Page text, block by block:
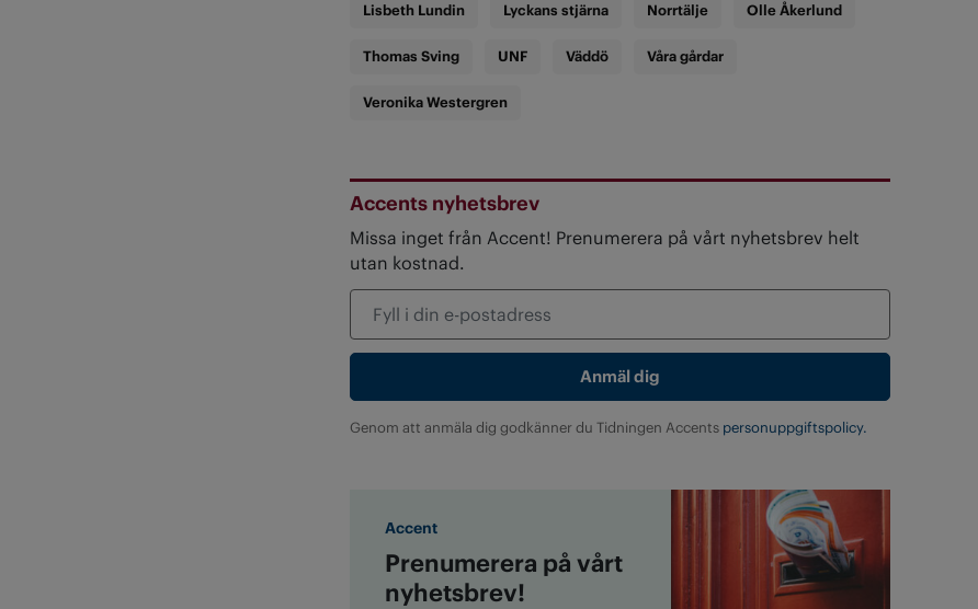
Lisbeth Lundin Lyckans stjärna Norrtälje Olle Åkerlund
Thomas Sving UNF Väddö Våra gårdar
Veronika Westergren
Accents nyhetsbrev
Missa inget från Accent! Prenumerera på vårt nyhetsbrev helt
utan kostnad.
Genom att anmäla dig godkänner du Tidningen Accents personuppgiftspolicy.
Accent
Prenumerera på vårt
nyhetsbrev!